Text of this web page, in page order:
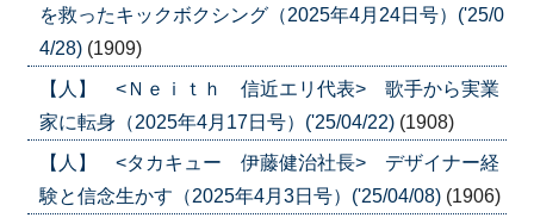
を救ったキックボクシング（2025年4月24日号）('25/0
4/28) (1909)
【人】 <Ｎｅｉｔｈ 信近エリ代表> 歌手から実業
家に転身（2025年4月17日号）('25/04/22) (1908)
【人】 <タカキュー 伊藤健治社長> デザイナー経
験と信念生かす（2025年4月3日号）('25/04/08) (1906)